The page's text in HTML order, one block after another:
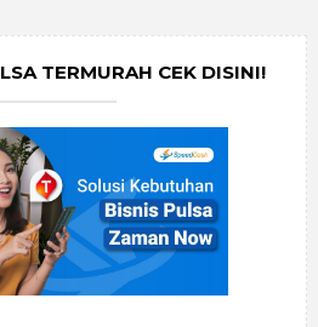
TERMURAH CEK DISINI!